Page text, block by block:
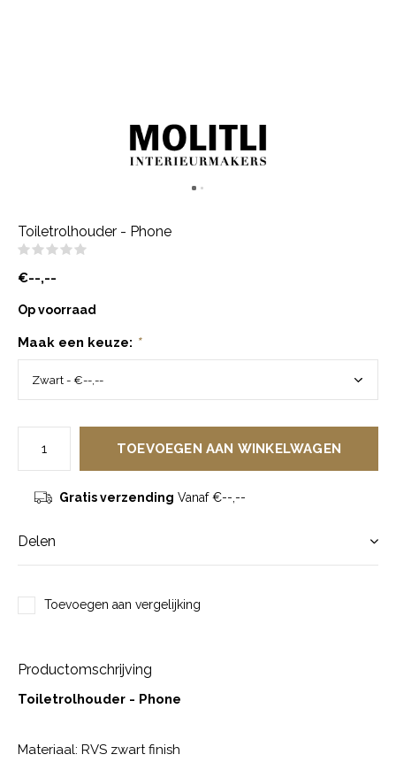
Toiletrolhouder - Phone
€--,--
Op voorraad
Maak een keuze: *
TOEVOEGEN AAN WINKELWAGEN
Gratis verzending Vanaf €--,--
Delen
Toevoegen aan vergelijking
Productomschrijving
Toiletrolhouder - Phone
Materiaal: RVS zwart finish